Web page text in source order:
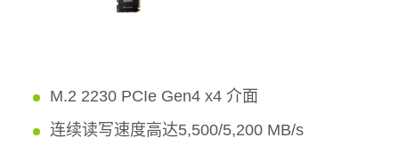
M.2 2230 PCIe Gen4 x4 介面
连续读写速度高达5,500/5,200 MB/s